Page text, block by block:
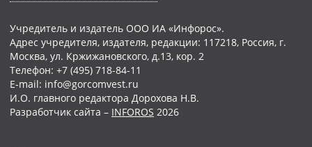
Учредитель и издатель ООО ИА «Инфорос».
Адрес учредителя, издателя, редакции: 117218, Россия, г.
Москва, ул. Кржижановского, д.13, кор. 2
Телефон: +7 (495) 718-84-11
E-mail: info@gorcomvest.ru
И.О. главного редактора Дорохова Н.В.
Разработчик сайта – INFOROS 2026